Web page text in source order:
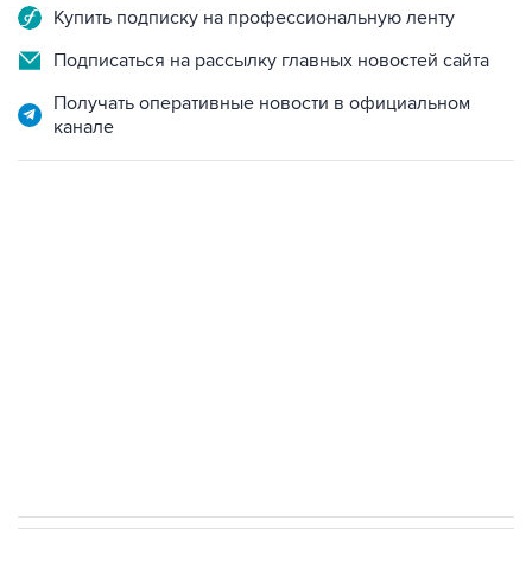
Купить подписку на профессиональную ленту
Подписаться на рассылку главных новостей сайта
Получать оперативные новости в официальном
канале